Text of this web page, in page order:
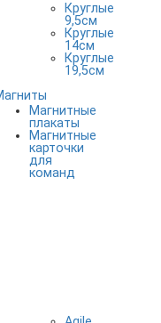
Круглые
9,5см
Круглые
14см
Круглые
19,5см
Магнитные
плакаты
Магнитные
карточки
для
команд